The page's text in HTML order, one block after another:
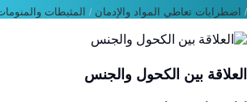
اضطرابات تعاطي المواد والإدمان / المثبطات والمنومات
بين الكحول والجنس